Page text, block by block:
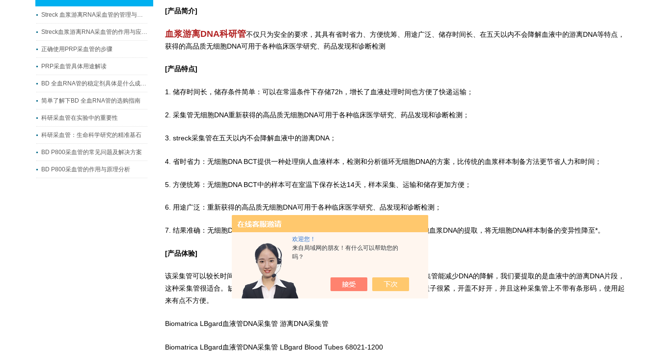
欢迎您！
来自局域网的朋友！有什么可以帮助您的
吗？
Streck 血浆游离RNA采血管的管理与使用
Streck血浆游离RNA采血管的作用与应用科普
正确使用PRP采血管的步骤
PRP采血管具体用途解读
BD 全血RNA管的稳定剂具体是什么成分？
简单了解下BD 全血RNA管的选购指南
科研采血管在实验中的重要性
科研采血管：生命科学研究的精准基石
BD P800采血管的常见问题及解决方案
BD P800采血管的作用与原理分析
[产品简介]
血浆游离DNA科研管不仅只为安全的要求，其具有省时省力、方便统筹、用途广泛、储存时间长、在五天以内不会降解血液中的游离DNA等特点，
获得的高品质无细胞DNA可用于各种临床医学研究、药品发现和诊断检测
[产品特点]
1. 储存时间长，储存条件简单：可以在常温条件下存储72h，增长了血液处理时间也方便了快递运输；
2. 采集管无细胞DNA重新获得的高品质无细胞DNA可用于各种临床医学研究、药品发现和诊断检测；
3. streck采集管在五天以内不会降解血液中的游离DNA；
4. 省时省力：无细胞DNA BCT提供一种处理病人血液样本，检测和分析循环无细胞DNA的方案，比传统的血浆样本制备方法更节省人力和时间；
5. 方便统筹：无细胞DNA BCT中的样本可在室温下保存长达14天，样本采集、运输和储存更加方便；
6. 用途广泛：重新获得的高品质无细胞DNA可用于各种临床医学研究、品发现和诊断检测；
7. 结果准确：无细胞DNA BCT只需对样本进行极少的处理，增强样本的稳定性和无细胞血浆DNA的提取，将无细胞DNA样本制备的变异性降至*。
[产品体验]
该采集管可以较长时间的保存血液（常温，72h），方便了我们的运输及处理，且该采 集管能减少DNA的降解，我们要提取的是血液中的游离DNA片段，
这种采集管很适合。缺点就是该采集管是玻璃制造的，运输包装时需格外小心，而且盖子很紧，开盖不好开，并且这种采集管上不带有条形码，使用起
来有点不方便。
Biomatrica LBgard血液管DNA采集管 游离DNA采集管
Biomatrica LBgard血液管DNA采集管 LBgard Blood Tubes 68021-1200